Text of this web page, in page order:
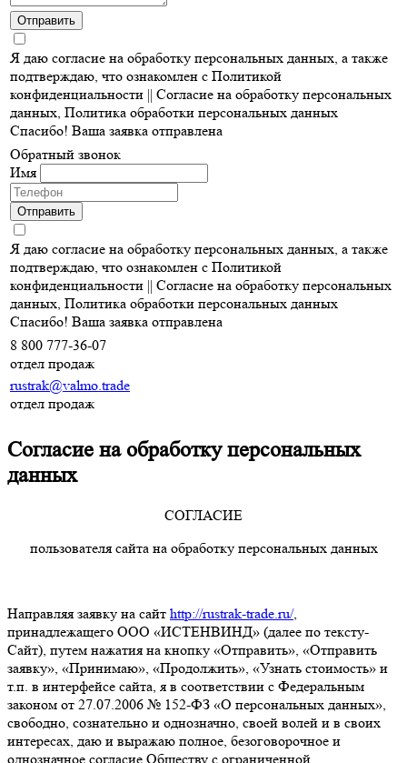
Отправить
Я даю согласие на обработку персональных данных, а также
подтверждаю, что ознакомлен с Политикой
конфиденциальности || Согласие на обработку персональных
данных, Политика обработки персональных данных
Спасибо! Ваша заявка отправлена
Обратный звонок
Имя
Отправить
Я даю согласие на обработку персональных данных, а также
подтверждаю, что ознакомлен с Политикой
конфиденциальности || Согласие на обработку персональных
данных, Политика обработки персональных данных
Спасибо! Ваша заявка отправлена
8 800 777-36-07
отдел продаж
rustrak@valmo.trade
отдел продаж
Согласие на обработку персональных
данных
СОГЛАСИЕ
пользователя сайта на обработку персональных данных
Направляя заявку на сайт http://rustrak-trade.ru/,
принадлежащего ООО «ИСТЕНВИНД» (далее по тексту-
Сайт), путем нажатия на кнопку «Отправить», «Отправить
заявку», «Принимаю», «Продолжить», «Узнать стоимость» и
т.п. в интерфейсе сайта, я в соответствии с Федеральным
законом от 27.07.2006 № 152-ФЗ «О персональных данных»,
свободно, сознательно и однозначно, своей волей и в своих
интересах, даю и выражаю полное, безоговорочное и
однозначное согласие Обществу с ограниченной